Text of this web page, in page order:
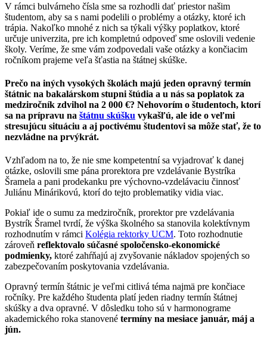
V rámci bulvárneho čísla sme sa rozhodli dať priestor našim
študentom, aby sa s nami podelili o problémy a otázky, ktoré ich
trápia. Nakoľko mnohé z nich sa týkali výšky poplatkov, ktoré
určuje univerzita, pre ich kompletnú odpoveď sme oslovili vedenie
školy. Veríme, že sme vám zodpovedali vaše otázky a končiacim
ročníkom prajeme veľa šťastia na štátnej skúške.
Prečo na iných vysokých školách majú jeden opravný termín
štátnic na bakalárskom stupni štúdia a u nás sa poplatok za
medziročník zdvihol na 2 000 €? Nehovorím o študentoch, ktorí
sa na prípravu na štátnu skúšku vykašľú, ale ide o veľmi
stresujúcu situáciu a aj poctivému študentovi sa môže stať, že to
nezvládne na prvýkrát.
Vzhľadom na to, že nie sme kompetentní sa vyjadrovať k danej
otázke, oslovili sme pána prorektora pre vzdelávanie Bystríka
Šramela a pani prodekanku pre výchovno-vzdelávaciu činnosť
Juliánu Minárikovú, ktorí do tejto problematiky vidia viac.
Pokiaľ ide o sumu za medziročník, prorektor pre vzdelávania
Bystrík Šramel tvrdí, že výška školného sa stanovila kolektívnym
rozhodnutím v rámci Kolégia rektorky UCM. Toto rozhodnutie
zároveň reflektovalo súčasné spoločensko-ekonomické
podmienky, ktoré zahŕňajú aj zvyšovanie nákladov spojených so
zabezpečovaním poskytovania vzdelávania.
Opravný termín štátnic je veľmi citlivá téma najmä pre končiace
ročníky. Pre každého študenta platí jeden riadny termín štátnej
skúšky a dva opravné. V dôsledku toho sú v harmonograme
akademického roka stanovené termíny na mesiace január, máj a
jún.